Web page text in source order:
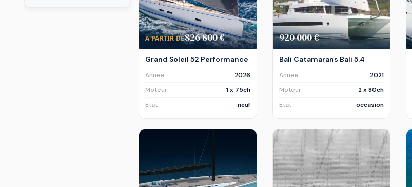
A PARTIR DE826 800 €
Grand Soleil 52 Performance
Annee
2026
Moteur
1 x 75ch
Etat
neuf
920 000 €
Bali Catamarans Bali 5.4
Annee
2021
Moteur
2 x 80ch
Etat
occasion